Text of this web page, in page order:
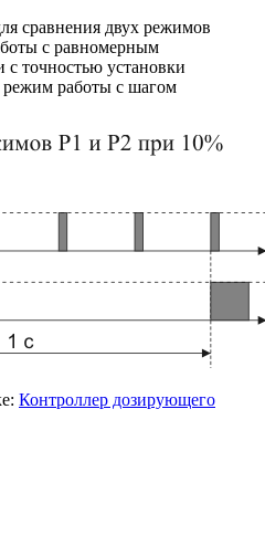
сравнения двух режимов
с равномерным
точностью установки
режим работы с шагом
Контроллер дозирующего